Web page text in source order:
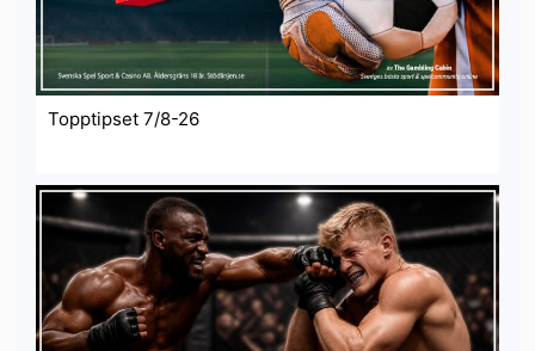
Topptipset 7/8-26